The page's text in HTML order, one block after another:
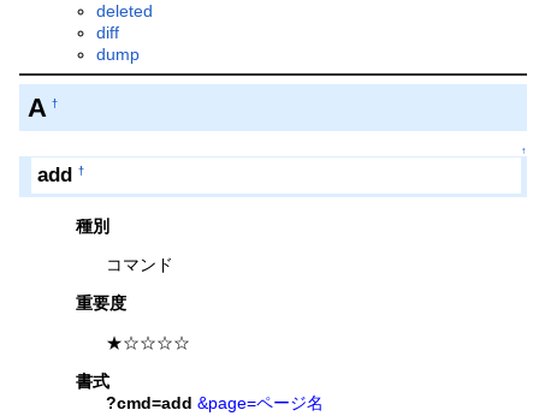
deleted
diff
dump
A †
↑
add †
種別
コマンド
重要度
★☆☆☆☆
書式
?cmd=add &page=ページ名